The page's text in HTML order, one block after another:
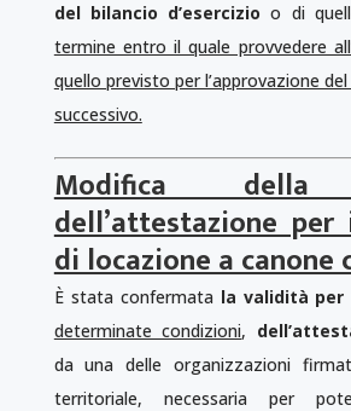
del bilancio d’esercizio o di
termine entro il quale provvedere
quello previsto per l’approvazione del
successivo.
Modifica della
dell’attestazione
di locazione a canone
È stata confermata la validità
determinate condizioni,
da una delle organizzazioni
territoriale, necessaria per